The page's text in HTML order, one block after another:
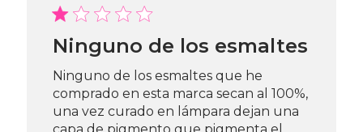
Team
am
Thu
Apr
16
2026
Ninguno de los esmaltes
Ninguno de los esmaltes que he
comprado en esta marca secan al 100%,
una vez curado en lámpara dejan una